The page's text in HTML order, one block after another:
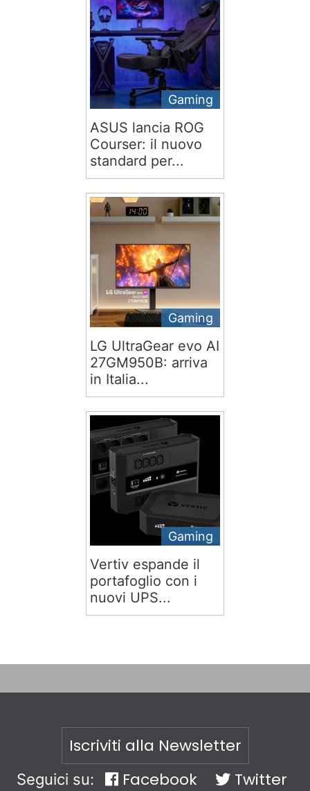
Gaming
ASUS lancia ROG
Courser: il nuovo
standard per...
Gaming
LG UltraGear evo AI
27GM950B: arriva
in Italia...
Gaming
Vertiv espande il
portafoglio con i
nuovi UPS...
Iscriviti alla Newsletter
Seguici su: Facebook
Twitter